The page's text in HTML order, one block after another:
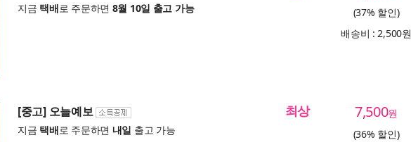
지금 택배로 주문하면 8월 10일 출고 가능
(37% 할인)
배송비 : 2,500원
[중고] 오늘예보
지금 택배로 주문하면 내일 출고 가능
최상 7,500원
(36% 할인)